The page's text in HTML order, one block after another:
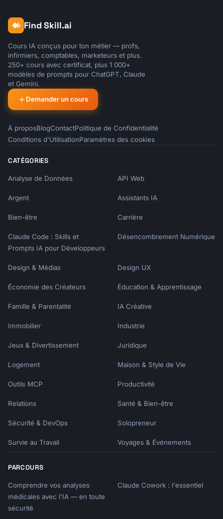
appointment:
📅 {{event_name}}
🕐 Tomorrow, {{event_date}} at {{event_time}}
📍 {{location}}
{{#if meeting_link}}
Join link: {{meeting_link}}
{{/if}}
{{#if questions}}
{{/if}}
See you tomorrow!
### Authentication
```javascript
// Using Personal Access Token
  'Authorization': 'Bearer
  'Content-Type': 'application/json'
// Get current user
fetch('https://api.calendly.com/users/me', {
const user = await response.json();
### Get Available Times
```javascript
startDate, endDate) {
    event_type: eventTypeUri,
    start_time: startDate.toISOString(),
    end_time: endDate.toISOString()
Find Skill.ai
Cours IA conçus pour ton métier — profs,
infirmiers, comptables, marketeurs et plus.
250+ cours avec certificat, plus 1 000+
modèles de prompts pour ChatGPT, Claude
et Gemini.
Demander un cours
À proposBlogContactPolitique de Confidentialité
Conditions d'UtilisationParamètres des cookies
CATÉGORIES
Analyse de Données API Web
Argent Assistants IA
Bien-être Carrière
Claude Code : Skills et
Prompts IA pour Développeurs
Désencombrement Numérique
Design & Médias Design UX
Économie des Créateurs Éducation & Apprentissage
Famille & Parentalité IA Créative
Immobilier Industrie
Jeux & Divertissement Juridique
Logement Maison & Style de Vie
Outils MCP Productivité
Relations Santé & Bien-être
Sécurité & DevOps Solopreneur
Survie au Travail Voyages & Événements
PARCOURS
Comprendre vos analyses
médicales avec l'IA — en toute
sécurité
Claude Cowork : l'essentiel